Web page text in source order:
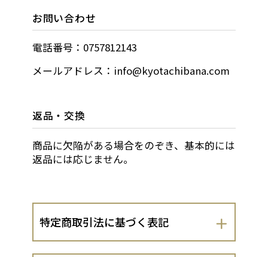
お問い合わせ
電話番号：0757812143
メールアドレス：info@kyotachibana.com
返品・交換
商品に欠陥がある場合をのぞき、基本的には
返品には応じません。
特定商取引法に基づく表記